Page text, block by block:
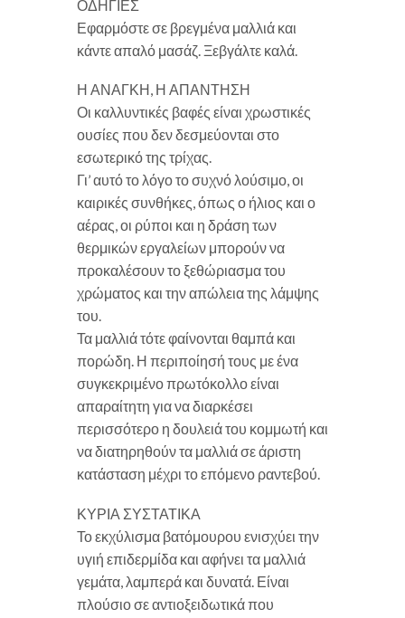
ΟΔΗΓΙΕΣ
Εφαρμόστε σε βρεγμένα μαλλιά και
κάντε απαλό μασάζ. Ξεβγάλτε καλά.
Η ΑΝΑΓΚΗ, Η ΑΠΑΝΤΗΣΗ
Οι καλλυντικές βαφές είναι χρωστικές
ουσίες που δεν δεσμεύονται στο
εσωτερικό της τρίχας.
Γι’ αυτό το λόγο το συχνό λούσιμο, οι
καιρικές συνθήκες, όπως ο ήλιος και ο
αέρας, οι ρύποι και η δράση των
θερμικών εργαλείων μπορούν να
προκαλέσουν το ξεθώριασμα του
χρώματος και την απώλεια της λάμψης
του.
Τα μαλλιά τότε φαίνονται θαμπά και
πορώδη. Η περιποίησή τους με ένα
συγκεκριμένο πρωτόκολλο είναι
απαραίτητη για να διαρκέσει
περισσότερο η δουλειά του κομμωτή και
να διατηρηθούν τα μαλλιά σε άριστη
κατάσταση μέχρι το επόμενο ραντεβού.
ΚΥΡΙΑ ΣΥΣΤΑΤΙΚΑ
Το εκχύλισμα βατόμουρου ενισχύει την
υγιή επιδερμίδα και αφήνει τα μαλλιά
γεμάτα, λαμπερά και δυνατά. Είναι
πλούσιο σε αντιοξειδωτικά που